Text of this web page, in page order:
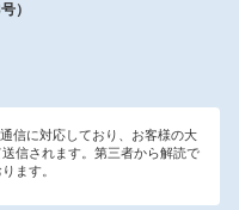
）
信に対応しており、お客様の大
信されます。第三者から解読で
ます。